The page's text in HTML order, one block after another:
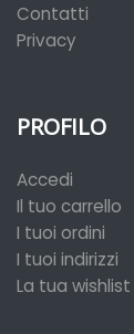
Contatti
Privacy
PROFILO
Accedi
Il tuo carrello
I tuoi ordini
I tuoi indirizzi
La tua wishlist